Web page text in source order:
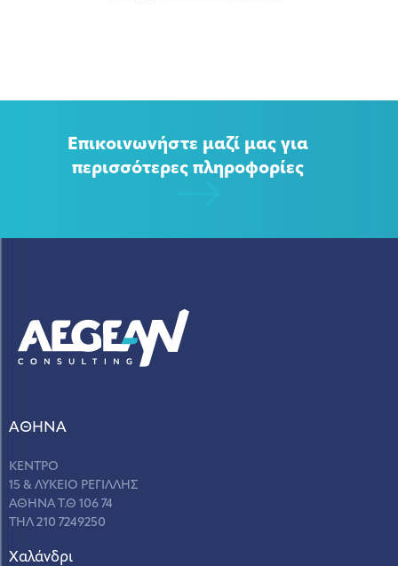
Επικοινωνήστε μαζί μας για
περισσότερες πληροφορίες
ΑΘΗΝΑ
ΚΕΝΤΡΟ
15 & ΛΥΚΕΙΟ ΡΕΓΙΛΛΗΣ
ΑΘΗΝΑ Τ.Θ 106 74
ΤΗΛ 210 7249250
Χαλάνδρι